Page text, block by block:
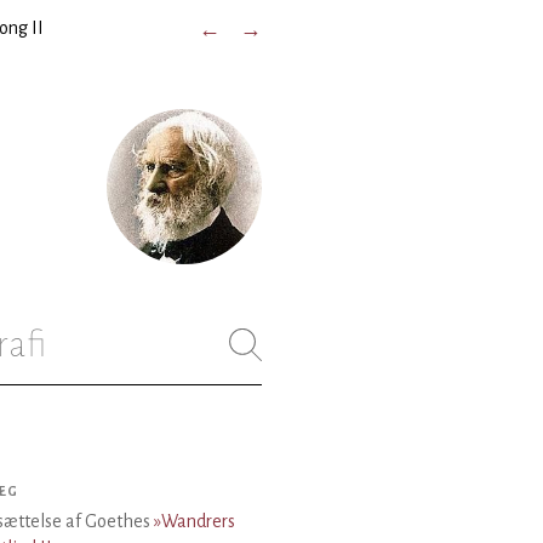
II ← →
af Goethes »Wandrers